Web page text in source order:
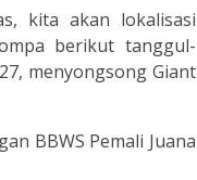
kita akan lokalisasi
berikut tanggul-
menyongsong Giant
BBWS Pemali Juana